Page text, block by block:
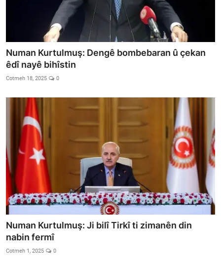
Numan Kurtulmuş: Dengê bombebaran û çekan
êdî nayê bihîstin
Cotmeh 18, 2025 0
Numan Kurtulmuş: Ji bilî Tirkî ti zimanên din
nabin fermî
Cotmeh 1, 2025 0